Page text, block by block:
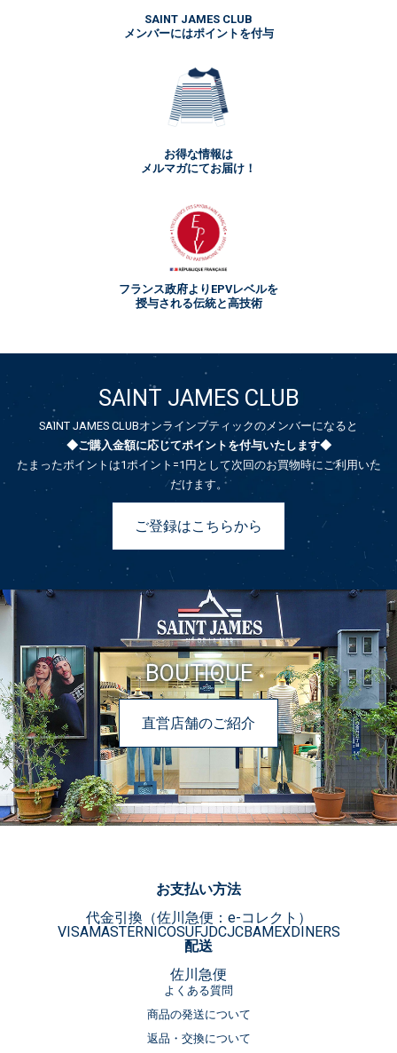
SAINT JAMES CLUB
メンバーにはポイントを付与
お得な情報は
メルマガにてお届け！
フランス政府よりEPVレベルを
授与される伝統と高技術
SAINT JAMES CLUB
SAINT JAMES CLUBオンラインブティックのメンバーになると
◆ご購入金額に応じてポイントを付与いたします◆
たまったポイントは1ポイント=1円として次回のお買物時にご利用いた
だけます。
ご登録はこちらから
BOUTIQUE
直営店舗のご紹介
よくある質問
商品の発送について
返品・交換について
お支払い方法
代金引換（佐川急便：e-コレクト）
VISAMASTERNICOSUFJDCJCBAMEXDINERS
配送
佐川急便